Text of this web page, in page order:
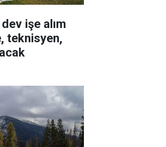
işe alım
teknisyen,